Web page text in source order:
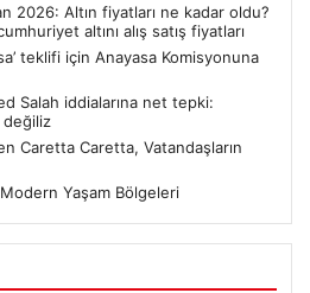
2026: Altın fiyatları ne kadar oldu?
altını alış satış fiyatları
teklifi için Anayasa Komisyonuna
Salah iddialarına net tepki:
değiliz
Caretta Caretta, Vatandaşların
Yaşam Bölgeleri